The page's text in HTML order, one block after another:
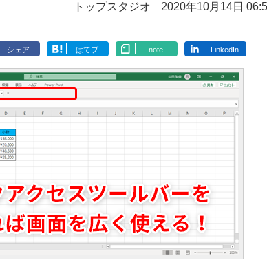
トップスタジオ 2020年10月14日
シェア はてブ note LinkedIn